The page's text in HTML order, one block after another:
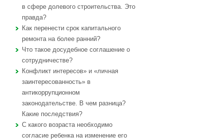
в сфере долевого строительства. Это
правда?
Как перенести срок капитального
ремонта на более ранний?
Что такое досудебное соглашение о
сотрудничестве?
Конфликт интересов» и «личная
заинтересованность» в
антикоррупционном
законодательстве. В чем разница?
Какие последствия?
С какого возраста необходимо
согласие ребенка на изменение его